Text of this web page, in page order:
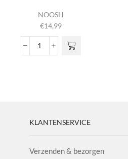
NOOSH
€14,99
Date Night Eye Shadow
KLANTENSERVICE
Verzenden & bezorgen